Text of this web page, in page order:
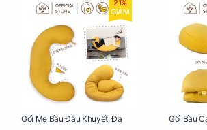
21%
GIẢM
Gối Mẹ Bầu Đậu Khuyết: Đa
Gối Bầu